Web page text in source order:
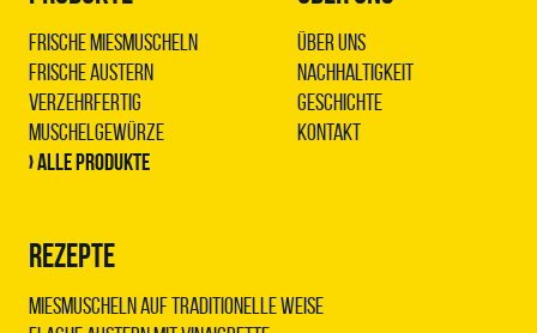
Frische Miesmuscheln
Frische Austern
Verzehrfertig
Muschelgewürze
› Alle Produkte
REZEPTE
Miesmuscheln auf traditionelle Weise
Über uns
Nachhaltigkeit
Geschichte
Kontakt